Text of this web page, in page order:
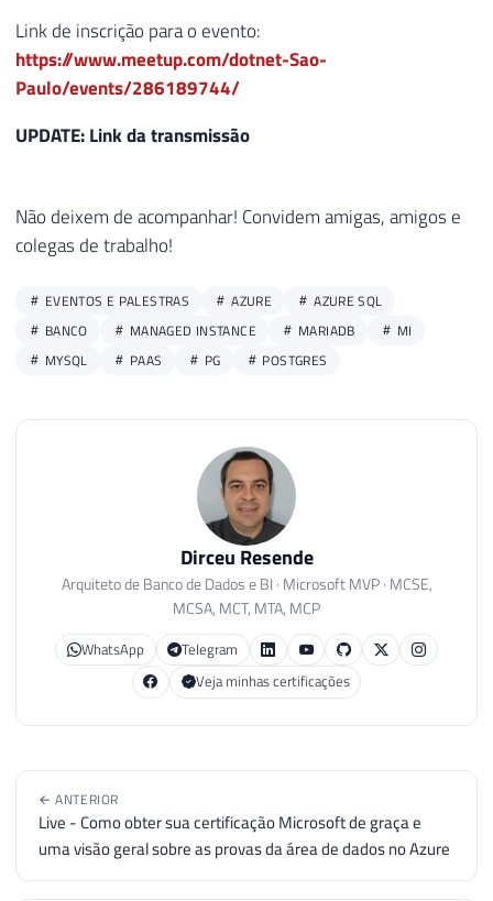
Link de inscrição para o evento:
https://www.meetup.com/dotnet-Sao-
Paulo/events/286189744/
UPDATE: Link da transmissão
Não deixem de acompanhar! Convidem amigas, amigos e
colegas de trabalho!
EVENTOS E PALESTRAS AZURE
AZURE SQL
BANCO
MANAGED INSTANCE MARIADB
MI
MYSQL
PAAS PG POSTGRES
Dirceu Resende
Arquiteto de Banco de Dados e BI · Microsoft MVP · MCSE,
MCSA, MCT, MTA, MCP
WhatsApp
Telegram
Veja minhas certificações
← ANTERIOR
Live - Como obter sua certificação Microsoft de graça e
uma visão geral sobre as provas da área de dados no Azure